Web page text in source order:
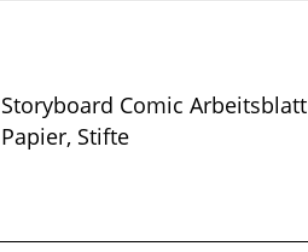
Storyboard Comic Arbeitsblatt
Papier, Stifte